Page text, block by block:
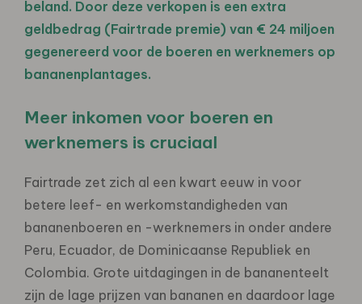
beland. Door deze verkopen is een extra
geldbedrag (Fairtrade premie) van € 24 miljoen
gegenereerd voor de boeren en werknemers op
bananenplantages.
Meer inkomen voor boeren en
werknemers is cruciaal
Fairtrade zet zich al een kwart eeuw in voor
betere leef- en werkomstandigheden van
bananenboeren en -werknemers in onder andere
Peru, Ecuador, de Dominicaanse Republiek en
Colombia. Grote uitdagingen in de bananenteelt
zijn de lage prijzen van bananen en daardoor lage